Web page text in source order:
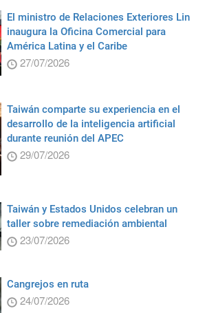
El ministro de Relaciones Exteriores Lin
inaugura la Oficina Comercial para
América Latina y el Caribe
27/07/2026
Taiwán comparte su experiencia en el
desarrollo de la inteligencia artificial
durante reunión del APEC
29/07/2026
Taiwán y Estados Unidos celebran un
taller sobre remediación ambiental
23/07/2026
Cangrejos en ruta
24/07/2026